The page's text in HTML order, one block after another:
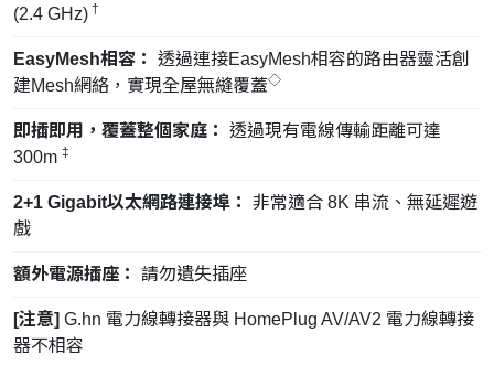
(2.4 GHz) †
EasyMesh相容：
透過連接EasyMesh相容的路由器靈活創
建Mesh網絡，實現全屋無縫覆蓋◇
即插即用，覆蓋整個家庭：
透過現有電線傳輸距離可達
300m ‡
2+1 Gigabit以太網路連接埠：
非常適合 8K 串流、無延遲遊
戲
額外電源插座： 請勿遺失插座
[注意] G.hn 電力線轉接器與 HomePlug AV/AV2 電力線轉接
器不相容